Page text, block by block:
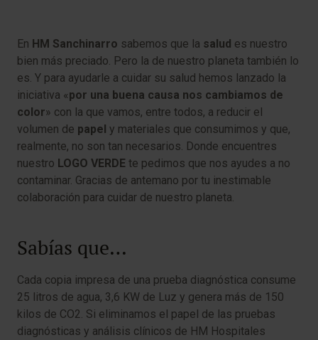
En HM Sanchinarro sabemos que la salud es nuestro
bien más preciado. Pero la de nuestro planeta también lo
es. Y para ayudarle a cuidar su salud hemos lanzado la
iniciativa «por una buena causa nos cambiamos de
color» con la que vamos, entre todos, a reducir el
volumen de papel y materiales que consumimos y que,
realmente, no son tan necesarios. Donde encuentres
nuestro LOGO VERDE te pedimos que nos ayudes a no
contaminar. Gracias de antemano por tu inestimable
colaboración para cuidar de nuestro planeta.
Sabías que…
Cada copia impresa de una prueba diagnóstica consume
25 litros de agua, 3,6 KW de Luz y genera más de 150
kilos de CO2. Si eliminamos el papel de las pruebas
diagnósticas y análisis clínicos de HM Hospitales